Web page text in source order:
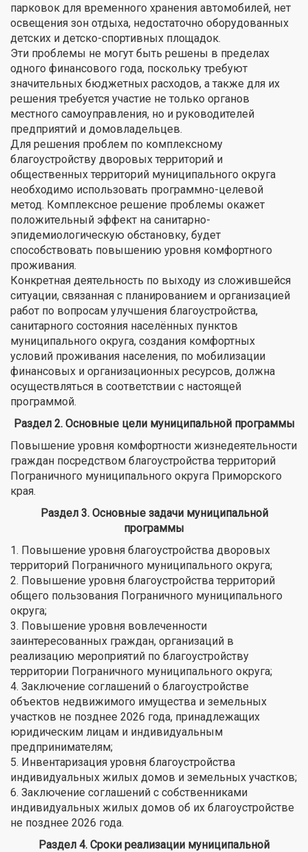
парковок для временного хранения автомобилей, нет
освещения зон отдыха, недостаточно оборудованных
детских и детско-спортивных площадок.
Эти проблемы не могут быть решены в пределах
одного финансового года, поскольку требуют
значительных бюджетных расходов, а также для их
решения требуется участие не только органов
местного самоуправления, но и руководителей
предприятий и домовладельцев.
Для решения проблем по комплексному
благоустройству дворовых территорий и
общественных территорий муниципального округа
необходимо использовать программно-целевой
метод. Комплексное решение проблемы окажет
положительный эффект на санитарно-
эпидемиологическую обстановку, будет
способствовать повышению уровня комфортного
проживания.
Конкретная деятельность по выходу из сложившейся
ситуации, связанная с планированием и организацией
работ по вопросам улучшения благоустройства,
санитарного состояния населённых пунктов
муниципального округа, создания комфортных
условий проживания населения, по мобилизации
финансовых и организационных ресурсов, должна
осуществляться в соответствии с настоящей
программой.
Раздел 2. Основные цели муниципальной программы
Повышение уровня комфортности жизнедеятельности
граждан посредством благоустройства территорий
Пограничного муниципального округа Приморского
края.
Раздел 3. Основные задачи муниципальной
программы
1. Повышение уровня благоустройства дворовых
территорий Пограничного муниципального округа;
2. Повышение уровня благоустройства территорий
общего пользования Пограничного муниципального
округа;
3. Повышение уровня вовлеченности
заинтересованных граждан, организаций в
реализацию мероприятий по благоустройству
территории Пограничного муниципального округа;
4. Заключение соглашений о благоустройстве
объектов недвижимого имущества и земельных
участков не позднее 2026 года, принадлежащих
юридическим лицам и индивидуальным
предпринимателям;
5. Инвентаризация уровня благоустройства
индивидуальных жилых домов и земельных участков;
6. Заключение соглашений с собственниками
индивидуальных жилых домов об их благоустройстве
не позднее 2026 года.
Раздел 4. Сроки реализации муниципальной